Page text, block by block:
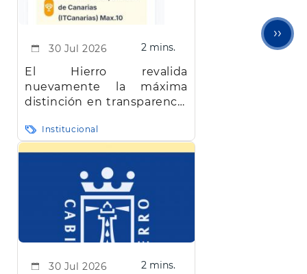
30 Jul 2026 2 mins.
El Hierro revalida
nuevamente la máxima
distinción en transparencia
Institucional
30 Jul 2026 2 mins.
››